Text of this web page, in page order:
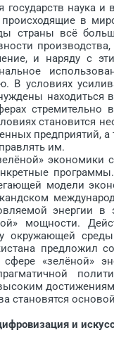
наука
в
страны всё
и наряду с
В условиях
стремительно
предприятий, а
им.
экономики
модели
энергии
мощности.
окружающей
предложил
«зелёной»
становятся
и